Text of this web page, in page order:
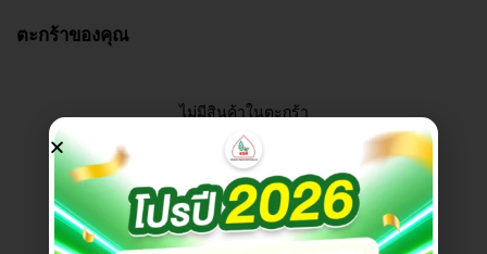
ตะกร้าของคุณ
ไม่มีสินค้าในตะกร้า
กลับสู่หน้าร้านค้า